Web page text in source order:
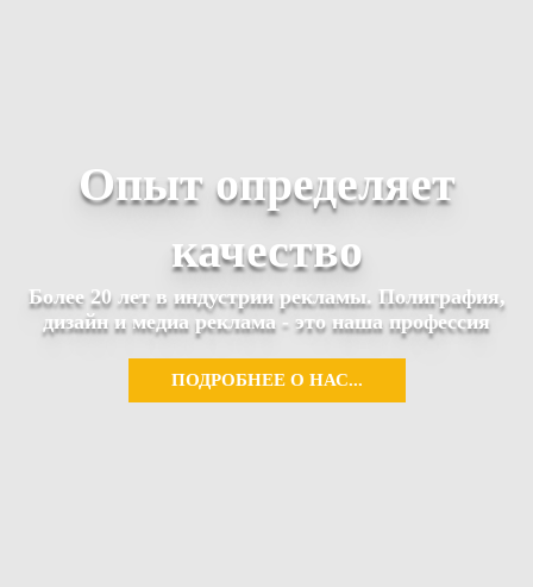
Опыт определяет
качество
Более 20 лет в индустрии рекламы. Полиграфия,
дизайн и медиа реклама - это наша профессия
ПОДРОБНЕЕ О НАС...